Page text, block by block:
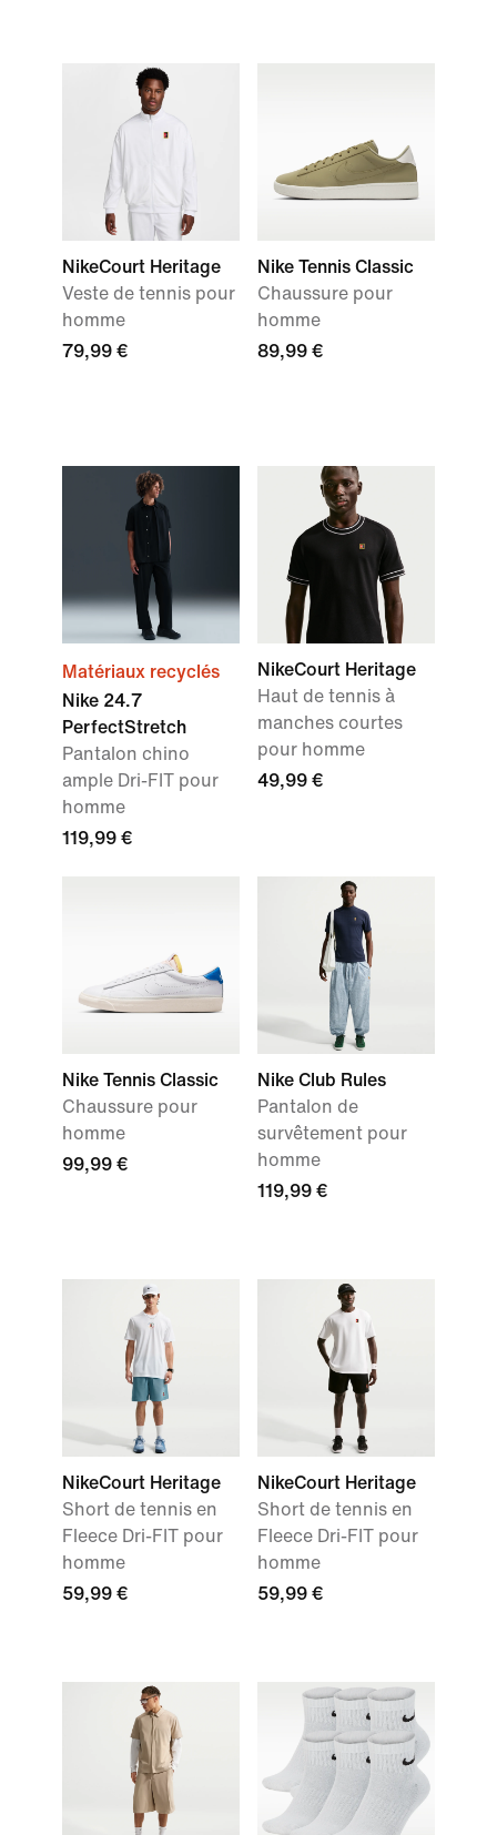
NikeCourt Heritage
Veste de tennis pour
homme
79,99 €
Nike Tennis Classic
Chaussure pour
homme
89,99 €
Matériaux recyclés
Nike 24.7
PerfectStretch
Pantalon chino
ample Dri-FIT pour
homme
119,99 €
NikeCourt Heritage
Haut de tennis à
manches courtes
pour homme
49,99 €
Nike Tennis Classic
Chaussure pour
homme
99,99 €
Nike Club Rules
Pantalon de
survêtement pour
homme
119,99 €
NikeCourt Heritage
Short de tennis en
Fleece Dri-FIT pour
homme
59,99 €
NikeCourt Heritage
Short de tennis en
Fleece Dri-FIT pour
homme
59,99 €